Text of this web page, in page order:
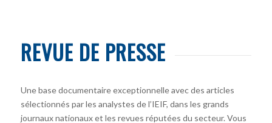
REVUE DE PRESSE
Une base documentaire exceptionnelle avec des articles
sélectionnés par les analystes de l’IEIF, dans les grands
journaux nationaux et les revues réputées du secteur. Vous